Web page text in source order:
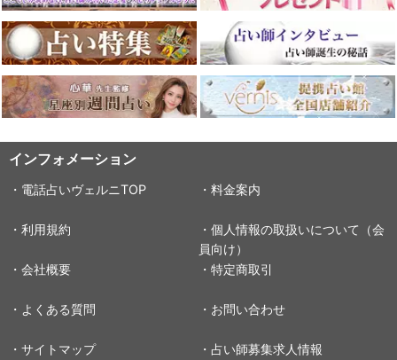
インフォメーション
・電話占いヴェルニTOP ・料金案内
・利用規約
・個人情報の取扱いについて（会
員向け）
・会社概要
・特定商取引
・よくある質問 ・お問い合わせ
・サイトマップ ・占い師募集求人情報